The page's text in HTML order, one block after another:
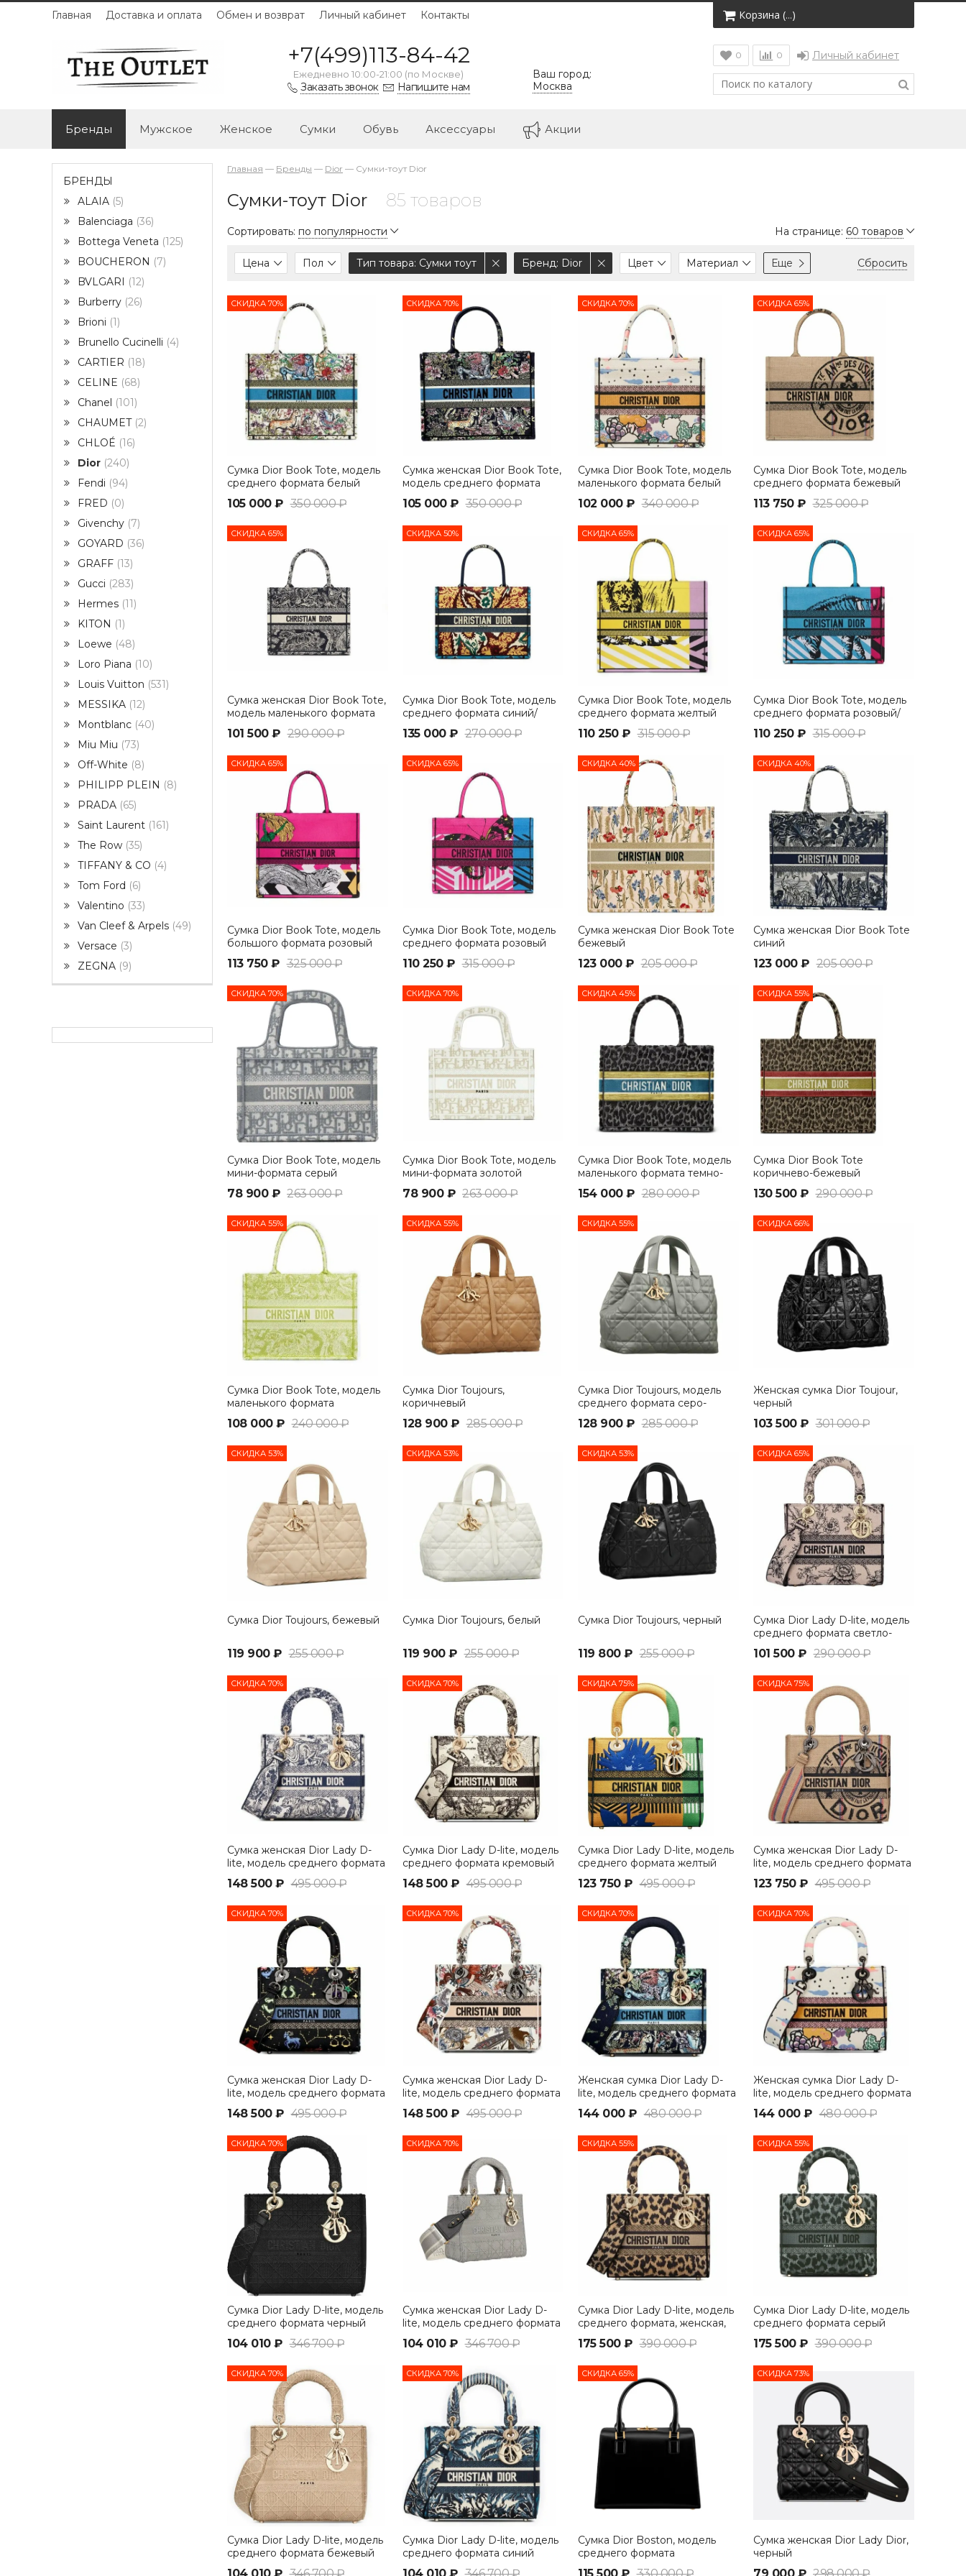
Главная Доставка и оплата Обмен и возврат Личный кабинет Контакты Корзина (…)
+7(499)113-84-42
Ежедневно 10:00-21:00 (по Москве)
Заказать звонок Напишите нам
Ваш город:
Москва
0 0 Личный кабинет
Бренды Мужское Женское Сумки Обувь Аксессуары Акции
Главная — Бренды — Dior — Сумки-тоут Dior
Сумки-тоут Dior 85 товаров
Сортировать: по популярности На странице: 60 товаров
Цена Пол Тип товара: Сумки тоут Бренд: Dior Цвет Материал Еще Сбросить
СКИДКА 70%
Сумка Dior Book Tote, модель
среднего формата белый
105 000 ₽ 350 000 ₽
СКИДКА 70%
Сумка женская Dior Book Tote,
модель среднего формата
синий
105 000 ₽ 350 000 ₽
СКИДКА 70%
Сумка Dior Book Tote, модель
маленького формата белый
102 000 ₽ 340 000 ₽
СКИДКА 65%
Сумка Dior Book Tote, модель
среднего формата бежевый
113 750 ₽ 325 000 ₽
СКИДКА 65%
Сумка женская Dior Book Tote,
модель маленького формата
синий
101 500 ₽ 290 000 ₽
СКИДКА 50%
Сумка Dior Book Tote, модель
среднего формата синий/
желтый
135 000 ₽ 270 000 ₽
СКИДКА 65%
Сумка Dior Book Tote, модель
среднего формата желтый
110 250 ₽ 315 000 ₽
СКИДКА 65%
Сумка Dior Book Tote, модель
среднего формата розовый/
синий
110 250 ₽ 315 000 ₽
СКИДКА 65%
Сумка Dior Book Tote, модель
большого формата розовый
113 750 ₽ 325 000 ₽
СКИДКА 65%
Сумка Dior Book Tote, модель
среднего формата розовый
110 250 ₽ 315 000 ₽
СКИДКА 40%
Сумка женская Dior Book Tote
бежевый
123 000 ₽ 205 000 ₽
СКИДКА 40%
Сумка женская Dior Book Tote
синий
123 000 ₽ 205 000 ₽
СКИДКА 70%
Сумка Dior Book Tote, модель
мини-формата серый
78 900 ₽ 263 000 ₽
СКИДКА 70%
Сумка Dior Book Tote, модель
мини-формата золотой
78 900 ₽ 263 000 ₽
СКИДКА 45%
Сумка Dior Book Tote, модель
маленького формата темно-
серый
154 000 ₽ 280 000 ₽
СКИДКА 55%
Сумка Dior Book Tote
коричнево-бежевый
130 500 ₽ 290 000 ₽
СКИДКА 55%
Сумка Dior Book Tote, модель
маленького формата
салатовый
108 000 ₽ 240 000 ₽
СКИДКА 55%
Сумка Dior Toujours,
коричневый
128 900 ₽ 285 000 ₽
СКИДКА 55%
Сумка Dior Toujours, модель
среднего формата серо-
зеленый
128 900 ₽ 285 000 ₽
СКИДКА 66%
Женская сумка Dior Toujour,
черный
103 500 ₽ 301 000 ₽
СКИДКА 53%
Сумка Dior Toujours, бежевый
119 900 ₽ 255 000 ₽
СКИДКА 53%
Сумка Dior Toujours, белый
119 900 ₽ 255 000 ₽
СКИДКА 53%
Сумка Dior Toujours, черный
119 800 ₽ 255 000 ₽
СКИДКА 65%
Сумка Dior Lady D-lite, модель
среднего формата светло-
розовый
101 500 ₽ 290 000 ₽
СКИДКА 70%
Сумка женская Dior Lady D-
lite, модель среднего формата
синий
148 500 ₽ 495 000 ₽
СКИДКА 70%
Сумка Dior Lady D-lite, модель
среднего формата кремовый
148 500 ₽ 495 000 ₽
СКИДКА 75%
Сумка Dior Lady D-lite, модель
среднего формата желтый
123 750 ₽ 495 000 ₽
СКИДКА 75%
Сумка женская Dior Lady D-
lite, модель среднего формата
бежевый
123 750 ₽ 495 000 ₽
СКИДКА 70%
Сумка женская Dior Lady D-
lite, модель среднего формата
черный
148 500 ₽ 495 000 ₽
СКИДКА 70%
Сумка женская Dior Lady D-
lite, модель среднего формата
белый
148 500 ₽ 495 000 ₽
СКИДКА 70%
Женская сумка Dior Lady D-
lite, модель среднего формата
черный
144 000 ₽ 480 000 ₽
СКИДКА 70%
Женская сумка Dior Lady D-
lite, модель среднего формата
белый
144 000 ₽ 480 000 ₽
СКИДКА 70%
Сумка Dior Lady D-lite, модель
среднего формата черный
104 010 ₽ 346 700 ₽
СКИДКА 70%
Сумка женская Dior Lady D-
lite, модель среднего формата
серый
104 010 ₽ 346 700 ₽
СКИДКА 55%
Сумка Dior Lady D-lite, модель
среднего формата, женская,
бежевый
175 500 ₽ 390 000 ₽
СКИДКА 55%
Сумка Dior Lady D-lite, модель
среднего формата серый
175 500 ₽ 390 000 ₽
СКИДКА 70%
Сумка Dior Lady D-lite, модель
среднего формата бежевый
СКИДКА 70%
Сумка Dior Lady D-lite, модель
среднего формата синий
СКИДКА 65%
Сумка Dior Boston, модель
среднего формата
СКИДКА 73%
Сумка женская Dior Lady Dior,
черный
БРЕНДЫ
ALAIA 5
Balenciaga 36
Bottega Veneta 125
BOUCHERON
7
BVLGARI
12
Burberry 26
Brioni 1
Brunello Cucinelli 4
CARTIER 18
CELINE
68
Chanel 101
CHAUMET 2
CHLOÉ 16
Dior 240
Fendi
94
FRED
0
Givenchy 7
GOYARD 36
GRAFF 13
Gucci 283
Hermes 11
KITON
1
Loewe 48
Loro Piana 10
Louis Vuitton 531
MESSIKA 12
Montblanc 40
Miu Miu
73
Off-White
8
PHILIPP PLEIN
8
PRADA 65
Saint Laurent 161
The Row 35
TIFFANY & CO 4
Tom Ford
6
Valentino 33
Van Cleef & Arpels 49
Versace 3
ZEGNA 9